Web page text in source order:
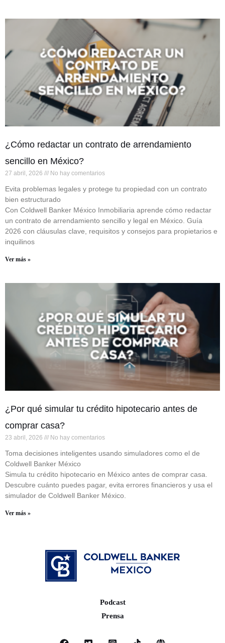
¿Cómo redactar un contrato de arrendamiento
sencillo en México?
27 abril, 2026 No hay comentarios
Evita problemas legales y protege tu propiedad con un contrato
bien estructurado
Con Coldwell Banker México Inmobiliaria aprende cómo redactar
un contrato de arrendamiento sencillo y legal en México. Guía
2026 con cláusulas clave, requisitos y consejos para propietarios e
inquilinos
Ver más »
¿Por qué simular tu crédito hipotecario antes de
comprar casa?
23 abril, 2026 No hay comentarios
Toma decisiones inteligentes usando simuladores como el de
Coldwell Banker México
Simula tu crédito hipotecario en México antes de comprar casa.
Descubre cuánto puedes pagar, evita errores financieros y usa el
simulador de Coldwell Banker México.
Ver más »
Podcast
Prensa